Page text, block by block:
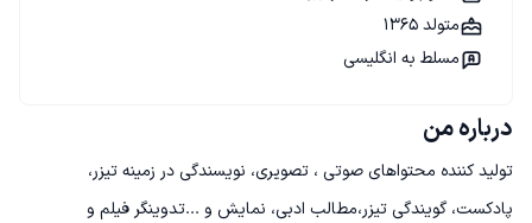
درباره من
تولید کننده محتواهای صوتی ، تصویری، نویسندگی در زمینه تیزر،
پادکست، گویندگی تیزر،مطالب ادبی، نمایش و ...تدوینگر فیلم و
متولد 1365
مسلط به انگلیسی